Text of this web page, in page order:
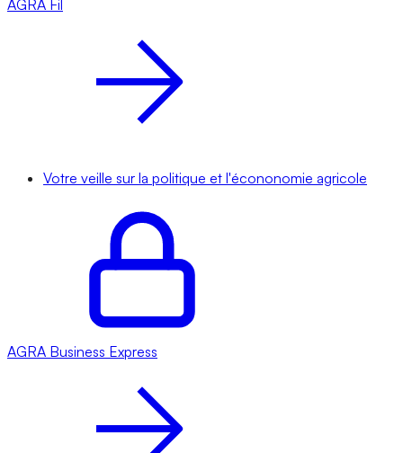
AGRA Fil
Votre veille sur la politique et l'écononomie agricole
AGRA Business Express